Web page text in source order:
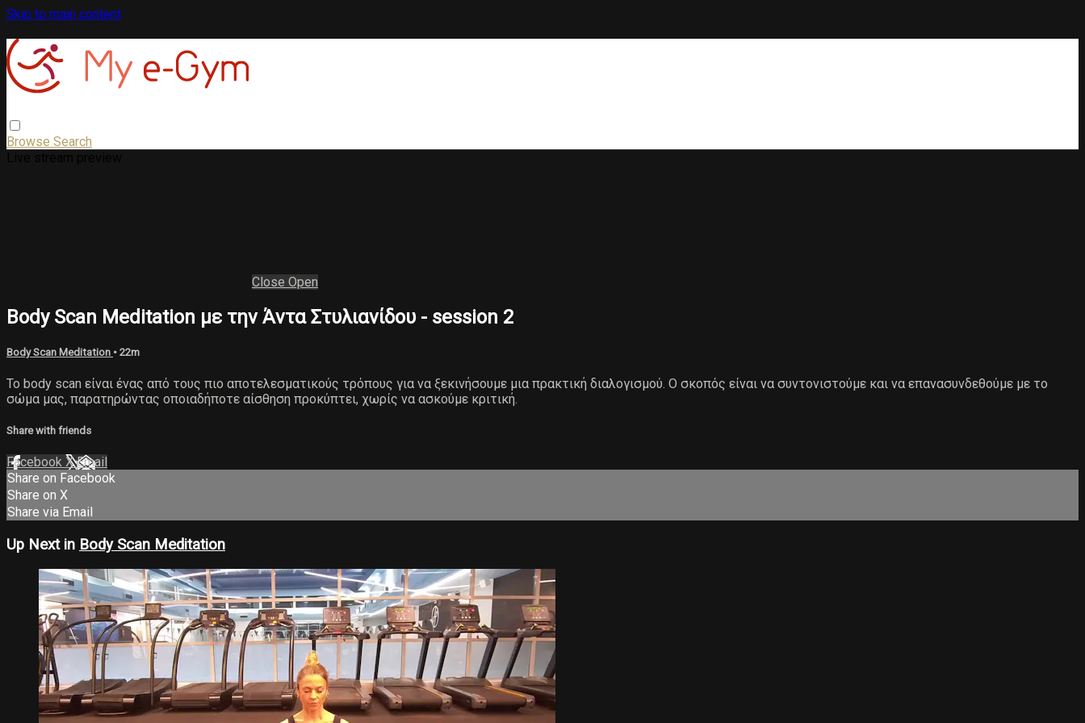
Skip to main content
Browse Search
Close Open
Body Scan Meditation με την Άντα Στυλιανίδου - session 2
Body Scan Meditation • 22m
Το body scan είναι ένας από τους πιο αποτελεσματικούς τρόπους για να ξεκινήσουμε μια πρακτική διαλογισμού. Ο σκοπός είναι να συντονιστούμε και να επανασυνδεθούμε με το
σώμα μας, παρατηρώντας οποιαδήποτε αίσθηση προκύπτει, χωρίς να ασκούμε κριτική.
Share with friends
Facebook XEmail
Share on Facebook
Share on X
Share via Email
Up Next in Body Scan Meditation